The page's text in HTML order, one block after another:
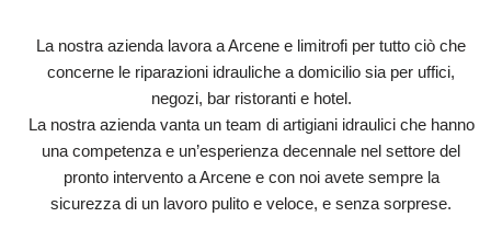
La nostra azienda lavora a Arcene e limitrofi per tutto ciò che
concerne le riparazioni idrauliche a domicilio sia per uffici,
negozi, bar ristoranti e hotel.
La nostra azienda vanta un team di artigiani idraulici che hanno
una competenza e un’esperienza decennale nel settore del
pronto intervento a Arcene e con noi avete sempre la
sicurezza di un lavoro pulito e veloce, e senza sorprese.